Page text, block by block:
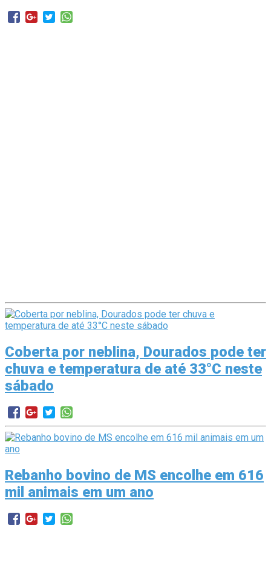
Coberta por neblina, Dourados pode ter
chuva e temperatura de até 33°C neste
sábado
Rebanho bovino de MS encolhe em 616
mil animais em um ano